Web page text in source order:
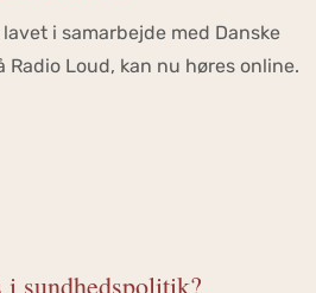
i samarbejde med Danske
Loud, kan nu høres online.
sundhedspolitik?